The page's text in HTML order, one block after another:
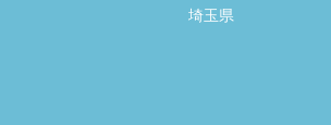
埼玉県